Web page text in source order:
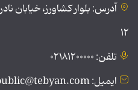
آدرس: بلوار کشاورز،
۱۲
تلفن: ۰۲۱۸۱۲۰۰۰۰۰
ایمیل: public@tebyan.com